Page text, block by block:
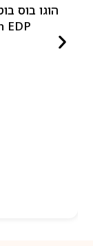
Bottled Beyond for Women EDP